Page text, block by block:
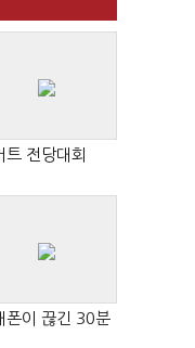
트 전당대회
폰이 끊긴 30분